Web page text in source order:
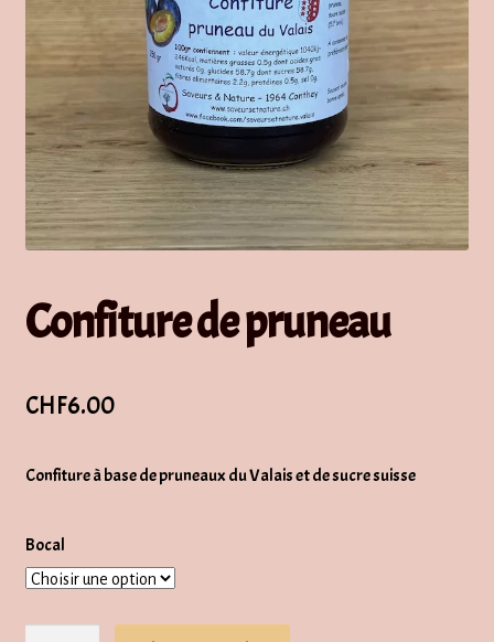
Confiture de pruneau
CHF6.00
Confiture à base de pruneaux du Valais et de sucre suisse
Bocal